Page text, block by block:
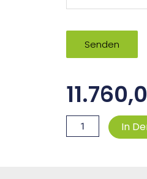
Senden
brainy
KI-
In